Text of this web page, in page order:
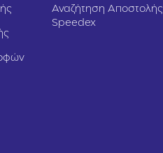
Αναζήτηση Αποστολής
Speedex